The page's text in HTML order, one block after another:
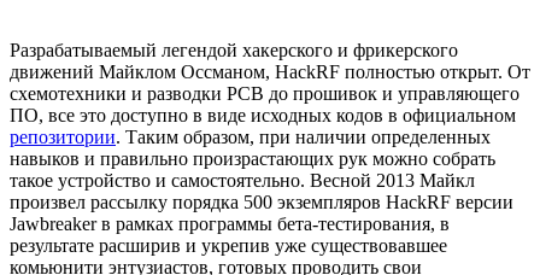
Разрабатываемый легендой хакерского и фрикерского
движений Майклом Оссманом, HackRF полностью открыт. От
схемотехники и разводки PCB до прошивок и управляющего
ПО, все это доступно в виде исходных кодов в официальном
репозитории. Таким образом, при наличии определенных
навыков и правильно произрастающих рук можно собрать
такое устройство и самостоятельно. Весной 2013 Майкл
произвел рассылку порядка 500 экземпляров HackRF версии
Jawbreaker в рамках программы бета-тестирования, в
результате расширив и укрепив уже существовавшее
комьюнити энтузиастов, готовых проводить свои